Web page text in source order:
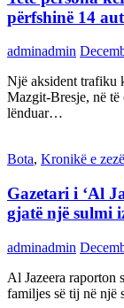
përfshinë 14
adminadmin
Një aksident trafiku
Mazgit-Bresje, në të
lënduar…
Bota, Kronikë e zezë
Gazetari i ‘Al
gjatë një sulmi
adminadmin
Al Jazeera raporton
familjes së tij në